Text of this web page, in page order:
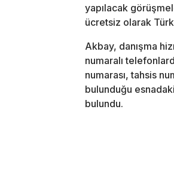
yapılacak
ücretsiz olarak
Akbay, danışma
numaralı
numarası, tahsis
bulunduğu
bulundu.